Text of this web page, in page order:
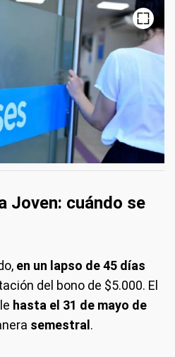
Joven: cuándo se
en un lapso de 45 días
del bono de $5.000. El
hasta el 31 de mayo de
semestral.